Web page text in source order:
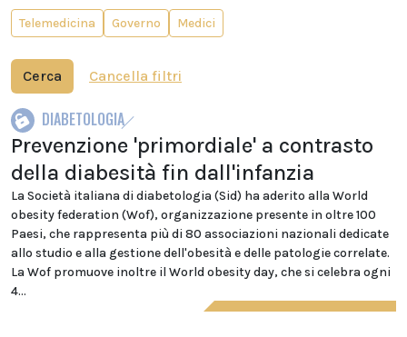
Telemedicina Governo Medici
Cerca Cancella filtri
DIABETOLOGIA
Prevenzione 'primordiale' a contrasto
della diabesità fin dall'infanzia
La Società italiana di diabetologia (Sid) ha aderito alla World
obesity federation (Wof), organizzazione presente in oltre 100
Paesi, che rappresenta più di 80 associazioni nazionali dedicate
allo studio e alla gestione dell'obesità e delle patologie correlate.
La Wof promuove inoltre il World obesity day, che si celebra ogni
4...